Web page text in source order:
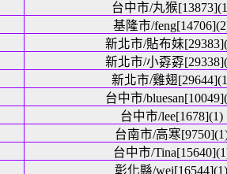
台中市/丸猴
基隆市/
新北市/貼布妹
新北市/小孬孬
新北市/雞翅
台中市/
台中市/lee[1678](1)
台南市/高寒
台中市/
彰化縣/wei[16544](1)